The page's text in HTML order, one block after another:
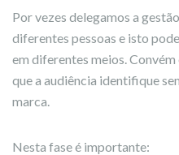
Por vezes delegamos a
diferentes pessoas e isto
em diferentes meios.
que a audiência identifique
marca.
Nesta fase é importante: